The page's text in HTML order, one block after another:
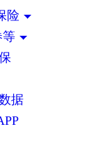
险
等
据